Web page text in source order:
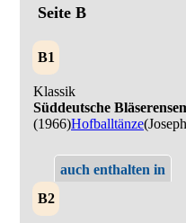
Seite B
B1
Klassik
Süddeutsche
(1966)Hofballtänze
auch enthalten in
B2